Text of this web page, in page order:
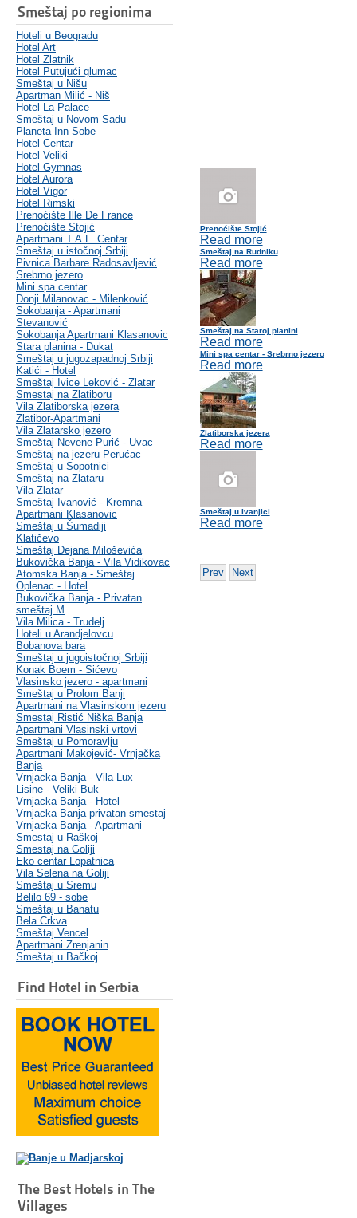
Smeštaj po regionima
Hoteli u Beogradu
Hotel Art
Hotel Zlatnik
Hotel Putujući glumac
Smeštaj u Nišu
Apartman Milić - Niš
Hotel La Palace
Smeštaj u Novom Sadu
Planeta Inn Sobe
Hotel Centar
Hotel Veliki
Hotel Gymnas
Hotel Aurora
Hotel Vigor
Hotel Rimski
Prenoćište Ille De France
Prenoćište Stojić
Apartmani T.A.L. Centar
Smeštaj u istočnoj Srbiji
Pivnica Barbare Radosavljević
Srebrno jezero
Mini spa centar
Donji Milanovac - Milenković
Sokobanja - Apartmani
Stevanović
Sokobanja Apartmani Klasanovic
Stara planina - Dukat
Smeštaj u jugozapadnoj Srbiji
Katići - Hotel
Smeštaj Ivice Leković - Zlatar
Smestaj na Zlatiboru
Vila Zlatiborska jezera
Zlatibor-Apartmani
Vila Zlatarsko jezero
Smeštaj Nevene Purić - Uvac
Smeštaj na jezeru Perućac
Smeštaj u Sopotnici
Smeštaj na Zlataru
Vila Zlatar
Smeštaj Ivanović - Kremna
Apartmani Klasanovic
Smeštaj u Šumadiji
Klatičevo
Smeštaj Dejana Miloševića
Bukovička Banja - Vila Vidikovac
Atomska Banja - Smeštaj
Oplenac - Hotel
Bukovička Banja - Privatan
smeštaj M
Vila Milica - Trudelj
Hoteli u Arandjelovcu
Bobanova bara
Smeštaj u jugoistočnoj Srbiji
Konak Boem - Sićevo
Vlasinsko jezero - apartmani
Smeštaj u Prolom Banji
Apartmani na Vlasinskom jezeru
Smestaj Ristić Niška Banja
Apartmani Vlasinski vrtovi
Smeštaj u Pomoravlju
Apartmani Makojević- Vrnjačka
Banja
Vrnjacka Banja - Vila Lux
Lisine - Veliki Buk
Vrnjacka Banja - Hotel
Vrnjacka Banja privatan smestaj
Vrnjacka Banja - Apartmani
Smestaj u Raškoj
Smestaj na Goliji
Eko centar Lopatnica
Vila Selena na Goliji
Smeštaj u Sremu
Belilo 69 - sobe
Smeštaj u Banatu
Bela Crkva
Smeštaj Vencel
Apartmani Zrenjanin
Smeštaj u Bačkoj
Find Hotel in Serbia
The Best Hotels in The
Villages
Prenoćište Stojić
Read more
Smeštaj na Rudniku
Read more
Smeštaj na Staroj planini
Read more
Mini spa centar - Srebrno jezero
Read more
Zlatiborska jezera
Read more
Smeštaj u Ivanjici
Read more
Prev Next